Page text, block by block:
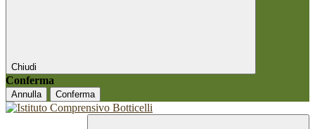
Chiudi
Conferma
Annulla Conferma